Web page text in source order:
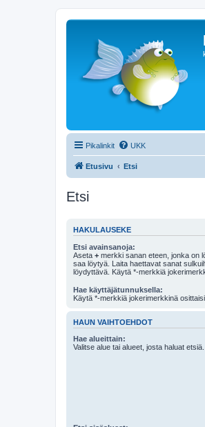
Pikalinkit UKK
Etusivu Etsi
Etsi
HAKULAUSEKE
Etsi avainsanoja:
Aseta + merkki sanan eteen, jonka on
saa löytyä. Laita haettavat sanat
löydyttävä. Käytä *-merkkiä
Hae käyttäjätunnuksella:
Käytä *-merkkiä jokerimerkkinä
HAUN VAIHTOEHDOT
Hae alueittain:
Valitse alue tai alueet, josta haluat